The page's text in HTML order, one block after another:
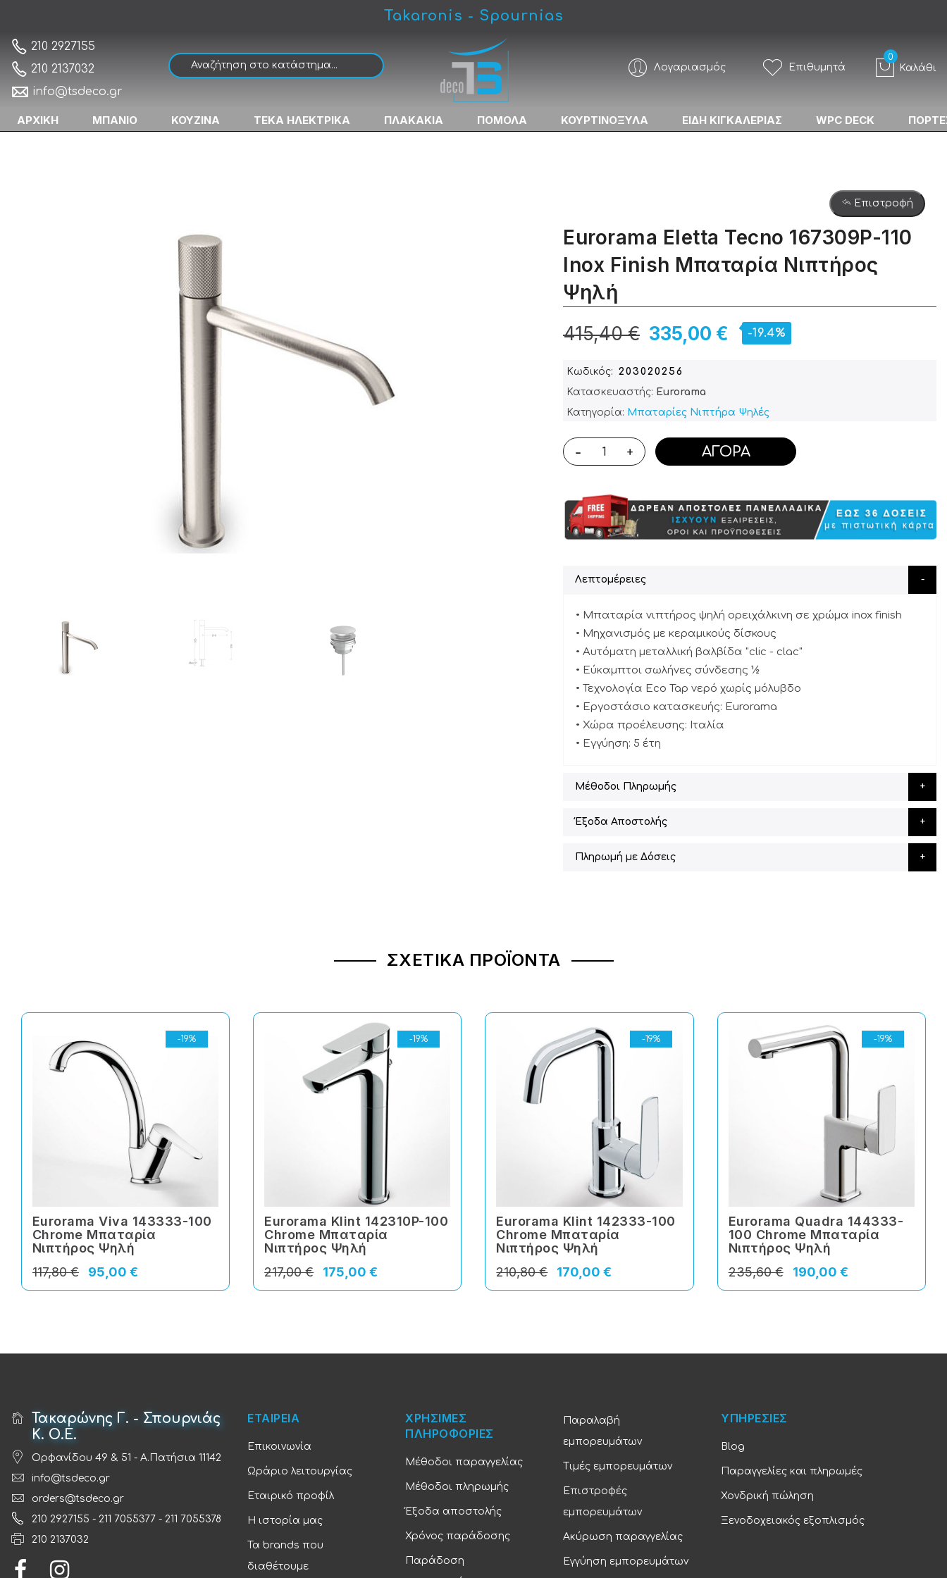
Takaronis - Spournias
210 2927155
210 2137032
info@tsdeco.gr
Λογαριασμός Επιθυμητά Καλάθι
ΑΡΧΙΚΗ ΜΠΑΝΙΟ ΚΟΥΖΙΝΑ ΤΕΚΑ ΗΛΕΚΤΡΙΚΑ ΠΛΑΚΑΚΙΑ ΠΟΜΟΛΑ ΚΟΥΡΤΙΝΟΞΥΛΑ ΕΙΔΗ ΚΙΓΚΑΛΕΡΙΑΣ WPC DECK
Eurorama Eletta Tecno 167309P-110 Inox Finish Μπαταρία Νιπτήρος Ψηλή
Επιστροφή
Eurorama Eletta Tecno 167309P-110
Inox Finish Μπαταρία Νιπτήρος
Ψηλή
335,00 €
415,40 € -19.4%
Κωδικός
203020256
Κατασκευαστής: Eurorama
Κατηγορία: Μπαταρίες Νιπτήρα Ψηλές
- + ΑΓΟΡΆ
Λεπτομέρειες
• Μπαταρία νιπτήρος ψηλή ορειχάλκινη σε χρώμα inox finish
• Μηχανισμός με κεραμικούς δίσκους
• Αυτόματη μεταλλική βαλβίδα "clic - clac"
• Εύκαμπτοι σωλήνες σύνδεσης ½
• Τεχνολογία Eco Tap νερό χωρίς μόλυβδο
• Εργοστάσιο κατασκευής: Eurorama
• Χώρα προέλευσης: Ιταλία
• Εγγύηση: 5 έτη
Μέθοδοι Πληρωμής
Έξοδα Αποστολής
Πληρωμή με Δόσεις
ΣΧΕΤΙΚΆ ΠΡΟΪΌΝΤΑ
-19%
Eurorama Viva 143333-100
Chrome Μπαταρία
Νιπτήρος Ψηλή
95,00 €
117,80 €
-19%
Eurorama Klint 142310P-100
Chrome Μπαταρία
Νιπτήρος Ψηλή
175,00 €
217,00 €
-19%
Eurorama Klint 142333-100
Chrome Μπαταρία
Νιπτήρος Ψηλή
170,00 €
210,80 €
-19%
Eurorama Quadra 144333-
100 Chrome Μπαταρία
Νιπτήρος Ψηλή
190,00 €
235,60 €
Τακαρώνης Γ. - Σπουρνιάς
Κ. Ο.Ε.
Ορφανίδου 49 & 51 - Α.Πατήσια 11142
info@tsdeco.gr
orders@tsdeco.gr
210 2927155 - 211 7055377 - 211 7055378
210 2137032
ΕΤΑΙΡΕΙΑ
Επικοινωνία
Ωράριο λειτουργίας
Εταιρικό προφίλ
Η ιστορία μας
Τα brands που
διαθέτουμε
ΧΡΗΣΙΜΕΣ
ΠΛΗΡΟΦΟΡΙΕΣ
Μέθοδοι παραγγελίας
Μέθοδοι πληρωμής
Έξοδα αποστολής
Χρόνος παράδοσης
Παράδοση
Παραλαβή
εμπορευμάτων
Τιμές εμπορευμάτων
Επιστροφές
εμπορευμάτων
Ακύρωση παραγγελίας
Εγγύηση εμπορευμάτων
ΥΠΗΡΕΣΙΕΣ
Blog
Παραγγελίες και πληρωμές
Χονδρική πώληση
Ξενοδοχειακός εξοπλισμός